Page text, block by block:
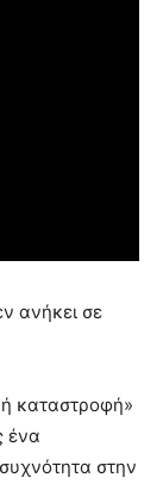
ανήκει σε
καταστροφή»
ένα
στην